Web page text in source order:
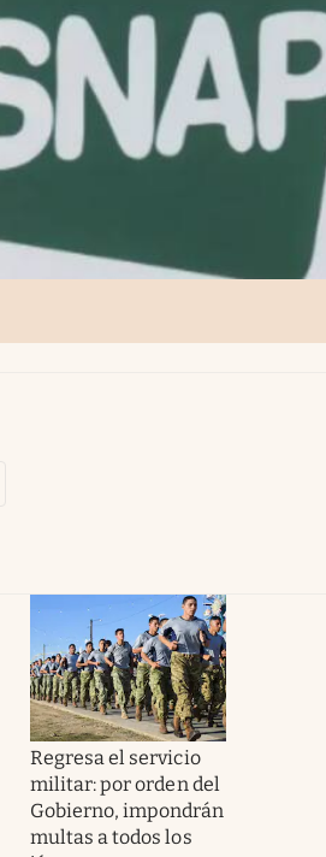
Regresa el servicio
militar: por orden del
Gobierno, impondrán
multas a todos los